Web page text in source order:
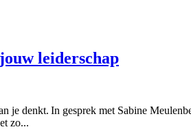
leiderschap
je denkt. In gesprek met Sabine
zo...